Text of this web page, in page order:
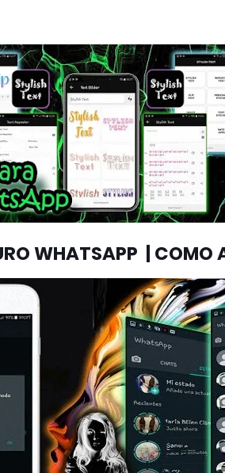
WHATSAPP | COMO